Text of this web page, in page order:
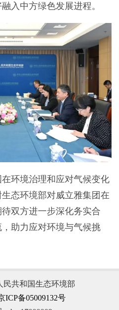
入中方绿色发展进程。
环境治理和应对气候变化
态环境部对威立雅集团在
双方进一步深化务实合
助力应对环境与气候挑
民共和国生态环境部
ICP备05009132号